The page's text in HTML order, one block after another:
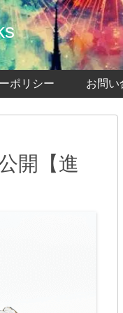
ポリシー お問い
開【進